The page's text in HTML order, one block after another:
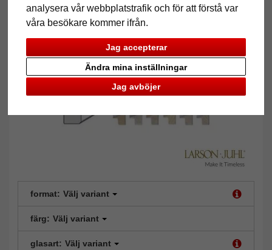
analysera vår webbplatstrafik och för att förstå var
våra besökare kommer ifrån.
Jag accepterar
Jag avböjer
Ändra mina inställningar
format: Välj variant
färg: Välj variant
glasart: Välj variant